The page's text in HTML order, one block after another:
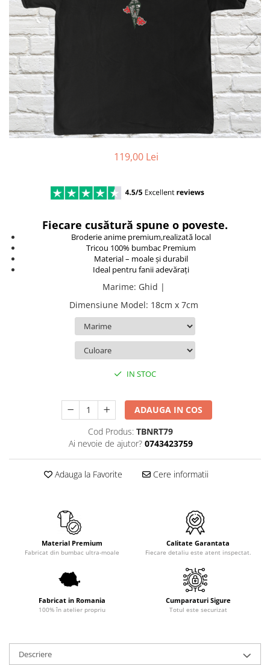
DemonSlayer
DragonBall
Evangelion
Fire Force
Haikyuu
HunterXHunter
JoJo's Bizarre Adventure
Jujutsu Kaisen
Pokemon
SoloLeveling
Spy x Family
Tokyo Revengers
Colectii Non-Anime
LeagueOfLegends
119,00 Lei
Fiecare cusătură spune o poveste.
Broderie anime premium,realizată local
Tricou 100% bumbac Premium
Material – moale și durabil
Ideal pentru fanii adevărați
Marime: Ghid |
Dimensiune Model: 18cm x 7cm
IN STOC
ADAUGA IN COS
Cod Produs: TBNRT79
Ai nevoie de ajutor? 0743423759
Adauga la Favorite Cere informatii
Material Premium
Fabricat din bumbac ultra-moale
Calitate Garantata
Fiecare detaliu este atent inspectat.
Fabricat in Romania
100% în atelier propriu
Cumparaturi Sigure
Totul este securizat
Descriere